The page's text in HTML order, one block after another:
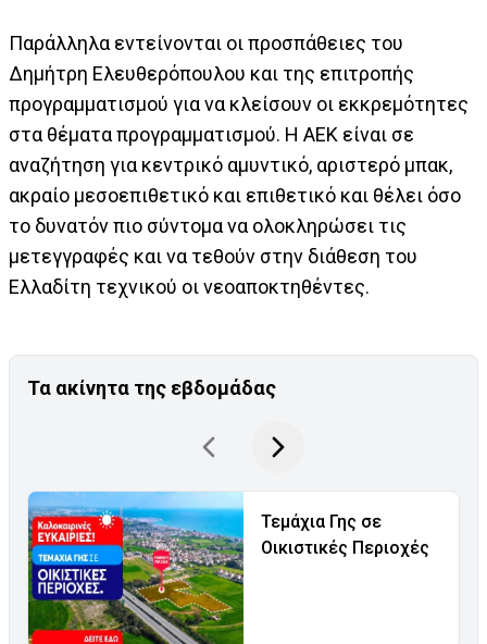
Παράλληλα εντείνονται οι προσπάθειες του
Δημήτρη Ελευθερόπουλου και της επιτροπής
προγραμματισμού για να κλείσουν οι εκκρεμότητες
στα θέματα προγραμματισμού. Η ΑΕΚ είναι σε
αναζήτηση για κεντρικό αμυντικό, αριστερό μπακ,
ακραίο μεσοεπιθετικό και επιθετικό και θέλει όσο
το δυνατόν πιο σύντομα να ολοκληρώσει τις
μετεγγραφές και να τεθούν στην διάθεση του
Ελλαδίτη τεχνικού οι νεοαποκτηθέντες.
Τα ακίνητα της εβδομάδας
Τεμάχια Γης σε
Οικιστικές Περιοχές